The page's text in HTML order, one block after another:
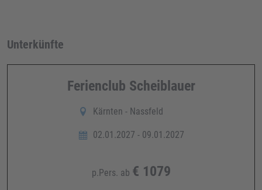
Unterkünfte
Ferienclub Scheiblauer
Kärnten - Nassfeld
02.01.2027 - 09.01.2027
p.Pers. ab € 1079